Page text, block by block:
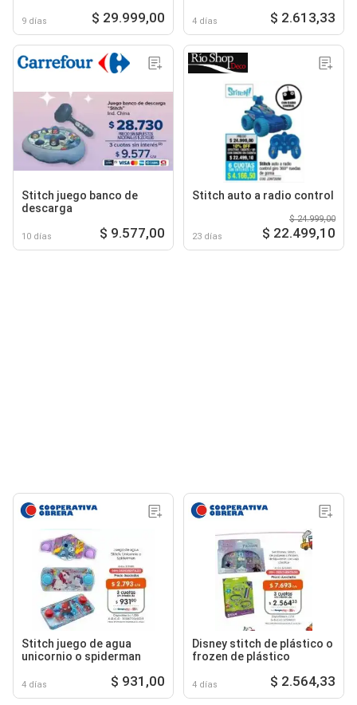
9 días $ 29.999,00 4 días $ 2.613,33
Stitch juego banco de
descarga
10 días $ 9.577,00
Stitch auto a radio control
23 días
$ 24.999,00
$ 22.499,10
Stitch juego de agua
unicornio o spiderman
4 días $ 931,00
Disney stitch de plástico o
frozen de plástico
4 días $ 2.564,33